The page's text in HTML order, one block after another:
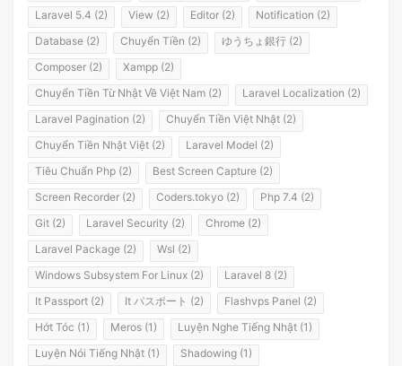
Laravel 5.4 (2)
View (2) Editor (2)
Notification (2)
Database (2)
Chuyển Tiền (2)
ゆうちょ銀行 (2)
Composer (2)
Xampp (2)
Chuyển Tiền Từ Nhật Về Việt Nam (2)
Laravel Localization (2)
Laravel Pagination (2)
Chuyển Tiền Việt Nhật (2)
Chuyển Tiền Nhật Việt (2)
Laravel Model (2)
Tiêu Chuẩn Php (2)
Best Screen Capture (2)
Screen Recorder (2)
Coders.tokyo (2)
Php 7.4 (2)
Git (2)
Laravel Security (2)
Chrome (2)
Laravel Package (2)
Wsl (2)
Windows Subsystem For Linux (2)
Laravel 8 (2)
It Passport (2)
It パスポート (2)
Flashvps Panel (2)
Hớt Tóc (1)
Meros (1)
Luyện Nghe Tiếng Nhật (1)
Luyện Nói Tiếng Nhật (1)
Shadowing (1)